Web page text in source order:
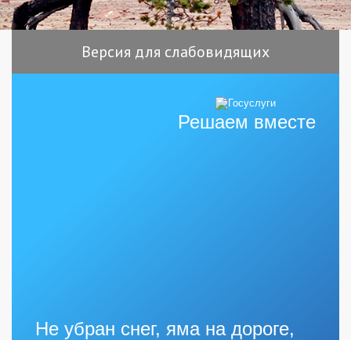
Версия для слабовидящих
Решаем вместе
Не убран снег, яма на дороге,